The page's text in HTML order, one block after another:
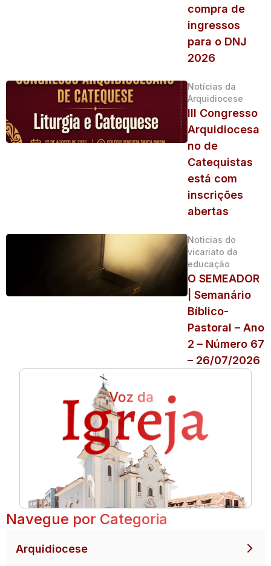
compra de
ingressos
para o DNJ
2026
Notícias da
Arquidiocese
III Congresso
Arquidiocesa
no de
Catequistas
está com
inscrições
abertas
Noticias do
vicariato da
educação
O SEMEADOR
| Semanário
Bíblico-
Pastoral – Ano
2 – Número 67
– 26/07/2026
Navegue por Categoria
Arquidiocese